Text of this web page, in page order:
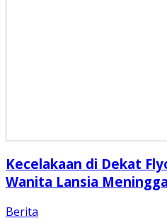
Kecelakaan di Dekat
Wanita Lansia
Berita